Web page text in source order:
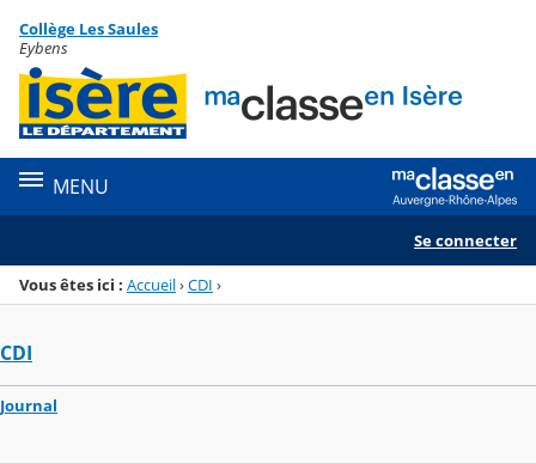
Menu de la rubrique
Contenu
Collège Les Saules
Eybens
MENU
Se connecter
Vous êtes ici : Accueil›CDI ›
CDI
Journal